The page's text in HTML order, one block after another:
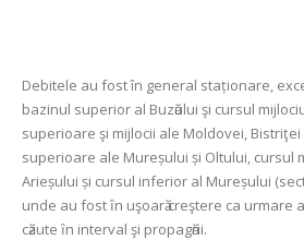
Debitele au fost în general staționare,
bazinul superior al Buzӑului şi cursul
superioare şi mijlocii ale Moldovei,
superioare ale Mureșului și Oltului, cursul
Arieșului și cursul inferior al Mureșului
unde au fost ȋn uşoarӑ creştere ca urmare
cӑzute ȋn interval şi propagӑrii.